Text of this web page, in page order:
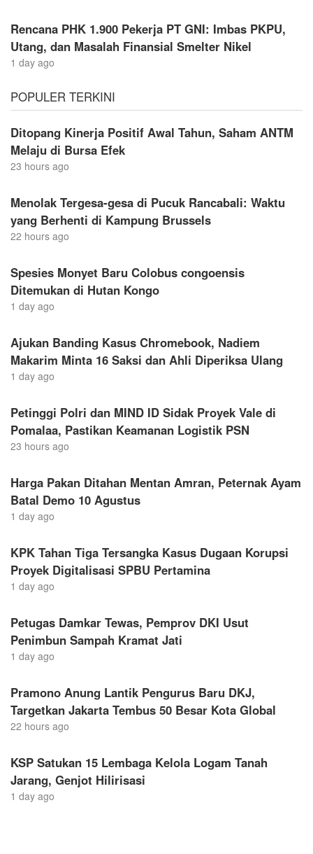
Rencana PHK 1.900 Pekerja PT GNI: Imbas PKPU,
Utang, dan Masalah Finansial Smelter Nikel
1 day ago
POPULER TERKINI
Ditopang Kinerja Positif Awal Tahun, Saham ANTM
Melaju di Bursa Efek
23 hours ago
Menolak Tergesa-gesa di Pucuk Rancabali: Waktu
yang Berhenti di Kampung Brussels
22 hours ago
Spesies Monyet Baru Colobus congoensis
Ditemukan di Hutan Kongo
1 day ago
Ajukan Banding Kasus Chromebook, Nadiem
Makarim Minta 16 Saksi dan Ahli Diperiksa Ulang
1 day ago
Petinggi Polri dan MIND ID Sidak Proyek Vale di
Pomalaa, Pastikan Keamanan Logistik PSN
23 hours ago
Harga Pakan Ditahan Mentan Amran, Peternak Ayam
Batal Demo 10 Agustus
1 day ago
KPK Tahan Tiga Tersangka Kasus Dugaan Korupsi
Proyek Digitalisasi SPBU Pertamina
1 day ago
Petugas Damkar Tewas, Pemprov DKI Usut
Penimbun Sampah Kramat Jati
1 day ago
Pramono Anung Lantik Pengurus Baru DKJ,
Targetkan Jakarta Tembus 50 Besar Kota Global
22 hours ago
KSP Satukan 15 Lembaga Kelola Logam Tanah
Jarang, Genjot Hilirisasi
1 day ago